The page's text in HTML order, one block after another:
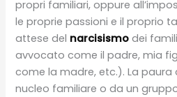
propri familiari, oppure
le proprie passioni e il proprio
attese del narcisismo dei
avvocato come il padre, mia
come la madre, etc.). La paura
nucleo familiare o da un